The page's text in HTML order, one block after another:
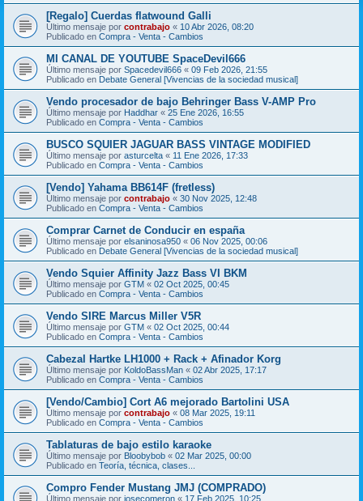
[Regalo] Cuerdas flatwound Galli
Último mensaje por contrabajo « 10 Abr 2026, 08:20
Publicado en Compra - Venta - Cambios
MI CANAL DE YOUTUBE SpaceDevil666
Último mensaje por Spacedevil666 « 09 Feb 2026, 21:55
Publicado en Debate General [Vivencias de la sociedad musical]
Vendo procesador de bajo Behringer Bass V-AMP Pro
Último mensaje por Haddhar « 25 Ene 2026, 16:55
Publicado en Compra - Venta - Cambios
BUSCO SQUIER JAGUAR BASS VINTAGE MODIFIED
Último mensaje por asturcelta « 11 Ene 2026, 17:33
Publicado en Compra - Venta - Cambios
[Vendo] Yahama BB614F (fretless)
Último mensaje por contrabajo « 30 Nov 2025, 12:48
Publicado en Compra - Venta - Cambios
Comprar Carnet de Conducir en españa
Último mensaje por elsaninosa950 « 06 Nov 2025, 00:06
Publicado en Debate General [Vivencias de la sociedad musical]
Vendo Squier Affinity Jazz Bass VI BKM
Último mensaje por GTM « 02 Oct 2025, 00:45
Publicado en Compra - Venta - Cambios
Vendo SIRE Marcus Miller V5R
Último mensaje por GTM « 02 Oct 2025, 00:44
Publicado en Compra - Venta - Cambios
Cabezal Hartke LH1000 + Rack + Afinador Korg
Último mensaje por KoldoBassMan « 02 Abr 2025, 17:17
Publicado en Compra - Venta - Cambios
[Vendo/Cambio] Cort A6 mejorado Bartolini USA
Último mensaje por contrabajo « 08 Mar 2025, 19:11
Publicado en Compra - Venta - Cambios
Tablaturas de bajo estilo karaoke
Último mensaje por Bloobybob « 02 Mar 2025, 00:00
Publicado en Teoría, técnica, clases...
Compro Fender Mustang JMJ (COMPRADO)
Último mensaje por josecomeron « 17 Feb 2025, 10:25